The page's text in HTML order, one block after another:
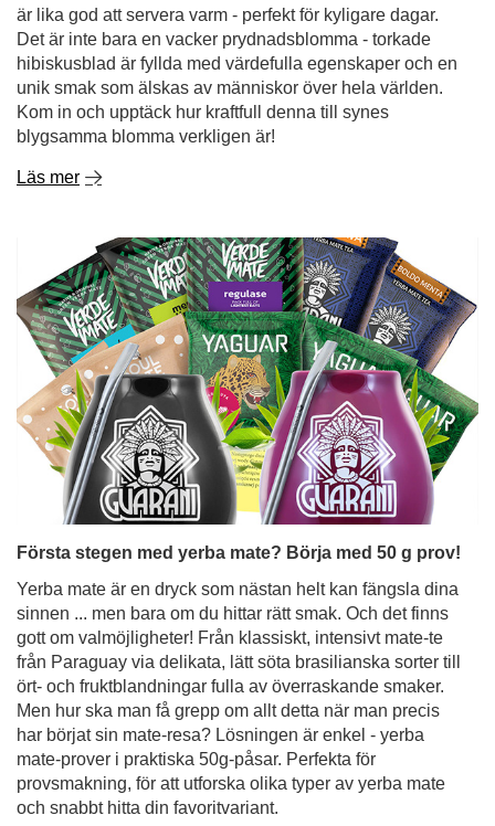
är lika god att servera varm - perfekt för kyligare dagar.
Det är inte bara en vacker prydnadsblomma - torkade
hibiskusblad är fyllda med värdefulla egenskaper och en
unik smak som älskas av människor över hela världen.
Kom in och upptäck hur kraftfull denna till synes
blygsamma blomma verkligen är!
Läs mer
Första stegen med yerba mate? Börja med 50 g prov!
Yerba mate är en dryck som nästan helt kan fängsla dina
sinnen ... men bara om du hittar rätt smak. Och det finns
gott om valmöjligheter! Från klassiskt, intensivt mate-te
från Paraguay via delikata, lätt söta brasilianska sorter till
ört- och fruktblandningar fulla av överraskande smaker.
Men hur ska man få grepp om allt detta när man precis
har börjat sin mate-resa? Lösningen är enkel - yerba
mate-prover i praktiska 50g-påsar. Perfekta för
provsmakning, för att utforska olika typer av yerba mate
och snabbt hitta din favoritvariant.